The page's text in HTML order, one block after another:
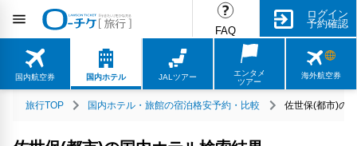
FAQ
ログイン
予約確認
国内航空券 国内ホテル JALツアー
エンタメ
ツアー
海外航空券
旅行TOP 国内ホテル・旅館の宿泊格安予約・比較 佐世保(都市)の